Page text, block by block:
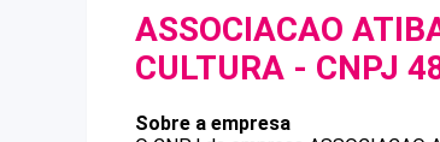
ASSOCIACAO
CULTURA - CNPJ
Sobre a empresa